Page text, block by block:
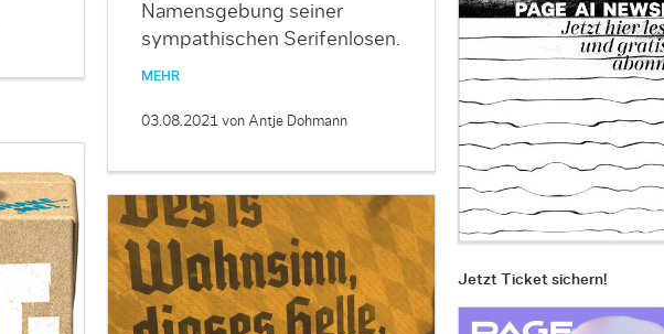
Namensgebung seiner
sympathischen Serifenlosen.
MEHR
03.08.2021 von Antje Dohmann
Jetzt Ticket sichern!